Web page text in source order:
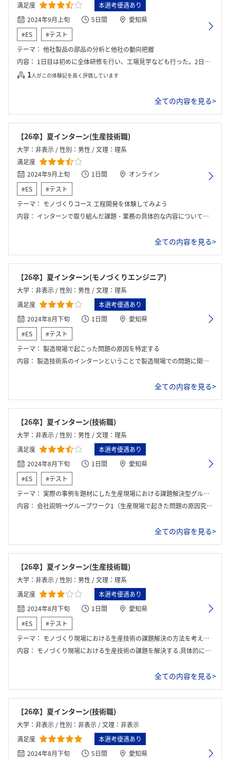
満足度
本選考優遇あり
2024年9月上旬
5日間
愛知県
#ES
#テスト
テーマ： 他社製品の部品の分析と他社の動向把握
内容： 1日目は初めに全体研修を行い、工場見学なども行った。2日目以降はテーマごとに分かれ取り組んだ。5人で1テーマに取り組み、基本は学生同士でグループワークを行った。初めに社員の方から座学を教えていただき、その後、どのようなデータが必要か話し合った。実験でデータを取った後、データを分析し、結果に対しての検討を行った。最終日には成果発表を行った。
1人がこの体験記を高く評価しています
全ての内容を見る>
【26卒】夏インターン(生産技術職)
大学：非表示 / 性別：男性 / 文理：理系
満足度
2024年9月上旬
1日間
オンライン
#ES
#テスト
テーマ： モノづくりコース 工程開発を体験してみよう
内容： インターンで取り組んだ課題・業務の具体的な内容については、ある車に使う部品を紹介され、それを作る上での問題点や解決案を6人チームで話し合ってプレゼンテーションを行なった。また、社員の方からヒントも得ることができるので、実際の仕事をしているような雰囲気でワークを進めた。ワークの具体的な手順にかんしては、部品の紹介、作成手順の策定、プレゼンテーションの順番に行う。
全ての内容を見る>
【26卒】夏インターン(モノづくりエンジニア)
大学：非表示 / 性別：男性 / 文理：理系
満足度
本選考優遇あり
2024年8月下旬
1日間
愛知県
#ES
#テスト
テーマ： 製造現場で起こった問題の原因を特定する
内容： 製造技術系のインターンということで製造現場での問題に関してどのような原因があるかの特定を行いました。 インターンを進めていく中で少しずつ情報が公開されていき、その情報に基づいて原因を判断していきました。最後には発表があり、各グループ一名か二名でディスカッションした内容を社員さんに発表しました。 その後は社員さんと自由にお話できる時間がありました。
全ての内容を見る>
【26卒】夏インターン(技術職)
大学：非表示 / 性別：男性 / 文理：理系
満足度
本選考優遇あり
2024年8月下旬
1日間
愛知県
#ES
#テスト
テーマ： 実際の事例を題材にした生産現場における課題解決型グループワーク
内容： 会社説明→グループワーク1（生産現場で起きた問題の原因究明と解決策提案）→グループワーク2（新たな生産設備開発に関する提案）→座談会
全ての内容を見る>
【26卒】夏インターン(生産技術職)
大学：非表示 / 性別：男性 / 文理：理系
満足度
本選考優遇あり
2024年8月下旬
1日間
愛知県
#ES
#テスト
テーマ： モノづくり現場における生産技術の課題解決の方法を考える．
内容： モノづくり現場における生産技術の課題を解決する.具体的には、製品の生産台数を確認する工程に課題があり、それを解決するワークだった.1グループ6人程度で最後に代表者1名か2名が5分間のプレゼンテーションを行う.
全ての内容を見る>
【26卒】夏インターン(技術職)
大学：非表示 / 性別：非表示 / 文理：非表示
満足度
本選考優遇あり
2024年8月下旬
5日間 愛知県